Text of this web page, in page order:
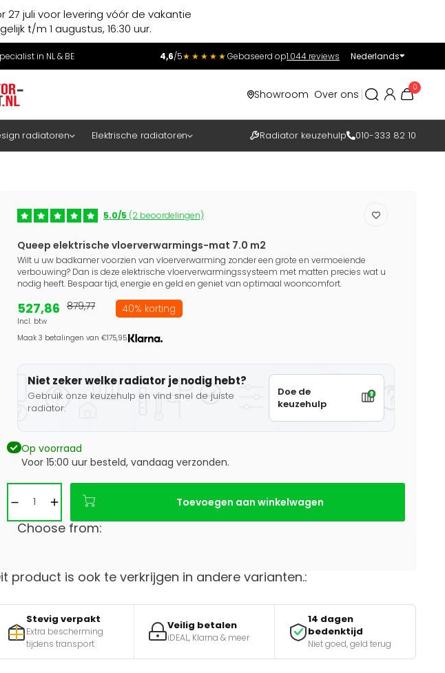
juli voor levering vóór de vakantie
t/m 1 augustus, 16:30 uur.
in NL & BE 4,6/5★★★★★Gebaseerd op1.044 reviews Nederlands
Showroom Over ons
0
radiatoren Elektrische radiatoren Radiator keuzehulp 010-333 82 10
5.0/5 (2 beoordelingen)
Queep elektrische vloerverwarmings-mat 7.0 m2
Wilt u uw badkamer voorzien van vloerverwarming zonder een grote en vermoeiende
verbouwing? Dan is deze elektrische vloerverwarmingssysteem met matten precies wat u
nodig heeft. Bespaar tijd, energie en geld en geniet van optimaal wooncomfort.
527,86
Incl. btw
879,77 40% korting
Maak 3 betalingen van €175,95.
Niet zeker welke radiator je nodig hebt?
Gebruik onze keuzehulp en vind snel de juiste
radiator.
Doe de
keuzehulp
Op voorraad
Voor 15:00 uur besteld, vandaag verzonden.
Toevoegen aan winkelwagen
Choose from:
product is ook te verkrijgen in andere varianten.:
Stevig verpakt
Extra bescherming
tijdens transport
Veilig betalen
iDEAL, Klarna & meer
14 dagen
bedenktijd
Niet goed, geld terug